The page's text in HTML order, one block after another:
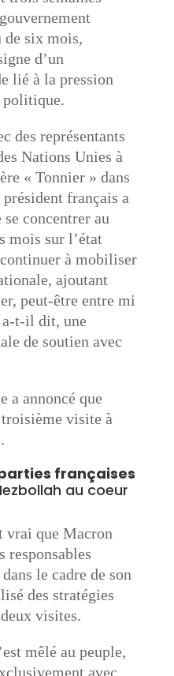
de six mois,
d’un
lié à la pression
politique.
des représentants
Nations Unies à
« Tonnier » dans
français a
concentrer au
mois sur l’état
à mobiliser
ajoutant
peut-être entre mi
t-il dit, une
de soutien avec
a annoncé que
visite à
françaises
au coeur
vrai que Macron
responsables
le cadre de son
des stratégies
visites.
mêlé au peuple,
avec